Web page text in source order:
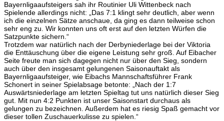
Bayernligaaufsteigers sah ihr Routinier Uli Wittenbeck nach
Spielende allerdings nicht: „Das 7:1 klingt sehr deutlich, aber wenn
ich die einzelnen Sätze anschaue, da ging es dann teilweise schon
sehr eng zu. Wir konnten uns oft erst auf den letzten Würfen die
Satzpunkte sichern.“
Trotzdem war natürlich nach der Derbyniederlage bei der Viktoria
die Enttäuschung über die eigene Leistung sehr groß. Auf Eibacher
Seite freute man sich dagegen nicht nur über den Sieg, sondern
auch über den insgesamt gelungenen Saisonauftakt als
Bayernligaaufsteiger, wie Eibachs Mannschaftsführer Frank
Schonert in seiner Spielabsage betonte: „Nach der 1:7
Auswärtsniederlage am letzten Spieltag tut uns natürlich dieser Sieg
gut. Mit nun 4:2 Punkten ist unser Saisonstart durchaus als
gelungen zu bezeichnen. Außerdem hat es riesig Spaß gemacht vor
dieser tollen Zuschauerkulisse zu spielen.“